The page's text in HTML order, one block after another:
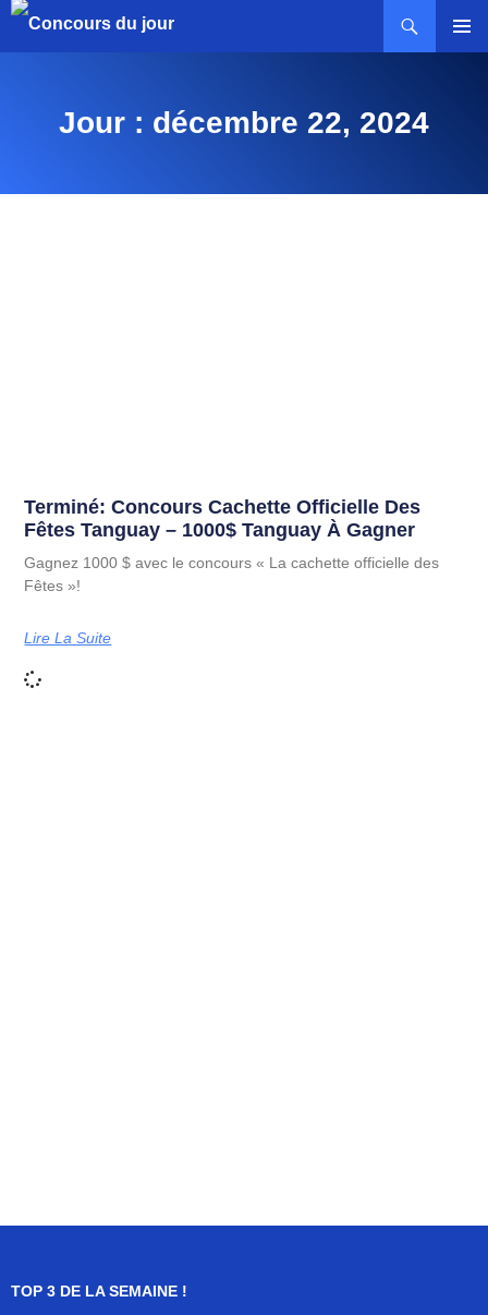
Jour : décembre 22, 2024
Terminé: Concours Cachette Officielle Des
Fêtes Tanguay – 1000$ Tanguay À Gagner
Gagnez 1000 $ avec le concours « La cachette officielle des
Fêtes »!
Lire La Suite
TOP 3 DE LA SEMAINE !